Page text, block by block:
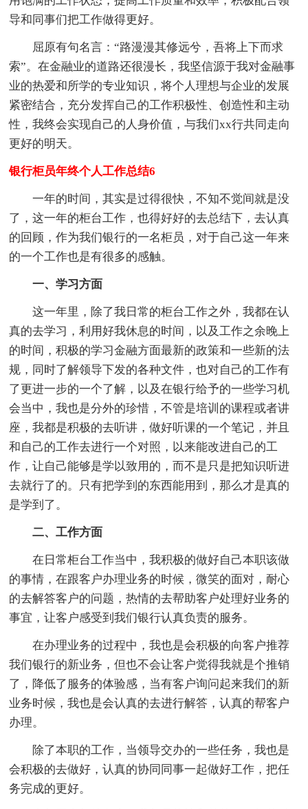
导和同事们把工作做得更好。
屈原有句名言：“路漫漫其修远兮，吾将上下而求
索”。在金融业的道路还很漫长，我坚信源于我对金融事
业的热爱和所学的专业知识，将个人理想与企业的发展
紧密结合，充分发挥自己的工作积极性、创造性和主动
性，我终会实现自己的人身价值，与我们xx行共同走向
更好的明天。
银行柜员年终个人工作总结6
一年的时间，其实是过得很快，不知不觉间就是没
了，这一年的柜台工作，也得好好的去总结下，去认真
的回顾，作为我们银行的一名柜员，对于自己这一年来
的一个工作也是有很多的感触。
一、学习方面
这一年里，除了我日常的柜台工作之外，我都在认
真的去学习，利用好我休息的时间，以及工作之余晚上
的时间，积极的学习金融方面最新的政策和一些新的法
规，同时了解领导下发的各种文件，也对自己的工作有
了更进一步的一个了解，以及在银行给予的一些学习机
会当中，我也是分外的珍惜，不管是培训的课程或者讲
座，我都是积极的去听讲，做好听课的一个笔记，并且
和自己的工作去进行一个对照，以来能改进自己的工
作，让自己能够是学以致用的，而不是只是把知识听进
去就行了的。只有把学到的东西能用到，那么才是真的
是学到了。
二、工作方面
在日常柜台工作当中，我积极的做好自己本职该做
的事情，在跟客户办理业务的时候，微笑的面对，耐心
的去解答客户的问题，热情的去帮助客户处理好业务的
事宜，让客户感受到我们银行认真负责的服务。
在办理业务的过程中，我也是会积极的向客户推荐
我们银行的新业务，但也不会让客户觉得我就是个推销
了，降低了服务的体验感，当有客户询问起来我们的新
业务时候，我也是会认真的去进行解答，认真的帮客户
办理。
除了本职的工作，当领导交办的一些任务，我也是
会积极的去做好，认真的协同同事一起做好工作，把任
务完成的更好。